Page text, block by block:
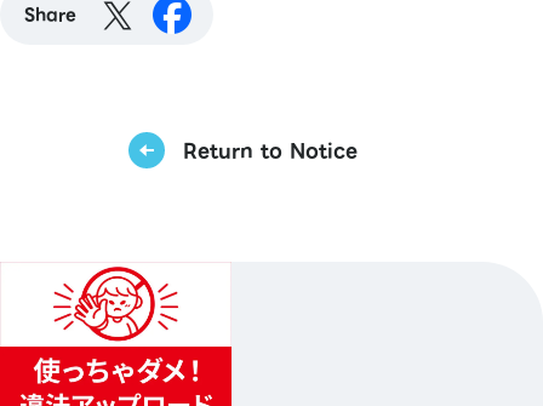
Share
Return to Notice